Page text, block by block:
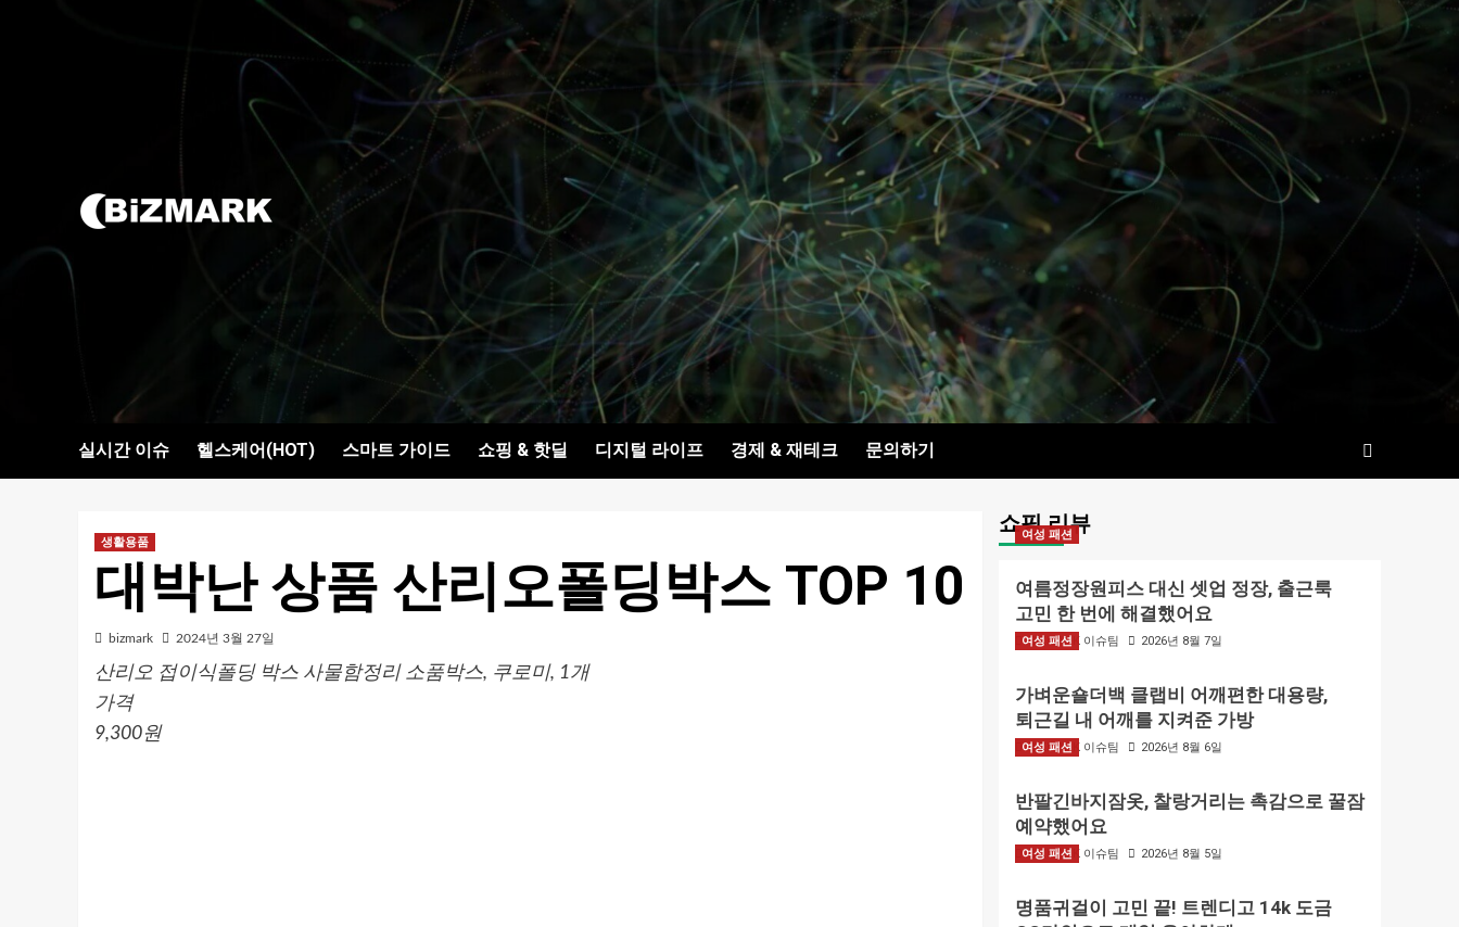
실시간 이슈 헬스케어(HOT) 스마트 가이드 쇼핑 & 핫딜 디지털 라이프 경제 & 재테크 문의하기
생활용품
대박난 상품 산리오폴딩박스 TOP 10
bizmark 2024년 3월 27일
산리오 접이식폴딩 박스 사물함정리 소품박스, 쿠로미, 1개
가격
9,300원
쇼핑 리뷰
여성 패션
여름정장원피스 대신 셋업 정장, 출근룩
고민 한 번에 해결했어요
BIZMARK 이슈팀 2026년 8월 7일
여성 패션
가벼운숄더백 클랩비 어깨편한 대용량,
퇴근길 내 어깨를 지켜준 가방
BIZMARK 이슈팀 2026년 8월 6일
여성 패션
반팔긴바지잠옷, 찰랑거리는 촉감으로 꿀잠
예약했어요
BIZMARK 이슈팀 2026년 8월 5일
여성 패션
명품귀걸이 고민 끝! 트렌디고 14k 도금